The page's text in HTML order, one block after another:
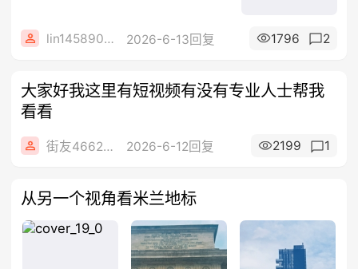
lin14589077 2026-6-13回复 1796 2
大家好我这里有短视频有没有专业人士帮我
看看
街友46622610 2026-6-12回复 2199 1
从另一个视角看米兰地标